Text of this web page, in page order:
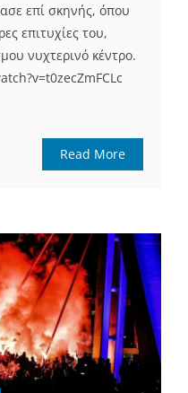
επί σκηνής, όπου
επιτυχίες του,
νυχτερινό κέντρο.
Read More